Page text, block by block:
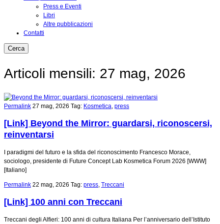
Press e Eventi
Libri
Altre pubblicazioni
Contatti
Articoli mensili: 27 mag, 2026
Permalink 27 mag, 2026 Tag: Kosmetica, press
[Link] Beyond the Mirror: guardarsi, riconoscersi,
reinventarsi
I paradigmi del futuro e la sfida del riconoscimento Francesco Morace,
sociologo, presidente di Future Concept Lab Kosmetica Forum 2026 [WWW]
[Italiano]
Permalink 22 mag, 2026 Tag: press, Treccani
[Link] 100 anni con Treccani
Treccani degli Alfieri: 100 anni di cultura Italiana Per l’anniversario dell’Istituto